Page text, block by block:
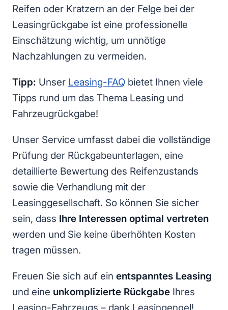
Reifen oder Kratzern an der Felge bei der
Leasingrückgabe ist eine professionelle
Einschätzung wichtig, um unnötige
Nachzahlungen zu vermeiden.
Tipp: Unser Leasing-FAQ bietet Ihnen viele
Tipps rund um das Thema Leasing und
Fahrzeugrückgabe!
Unser Service umfasst dabei die vollständige
Prüfung der Rückgabeunterlagen, eine
detaillierte Bewertung des Reifenzustands
sowie die Verhandlung mit der
Leasinggesellschaft. So können Sie sicher
sein, dass Ihre Interessen optimal vertreten
werden und Sie keine überhöhten Kosten
tragen müssen.
Freuen Sie sich auf ein entspanntes Leasing
und eine unkomplizierte Rückgabe Ihres